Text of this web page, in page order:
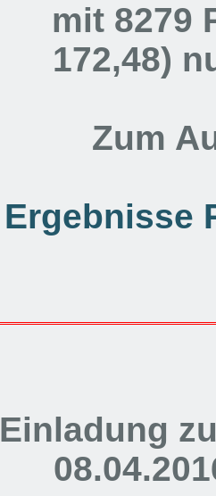
mit 8279
172,48)
Zum
Ergebnisse
Einladung